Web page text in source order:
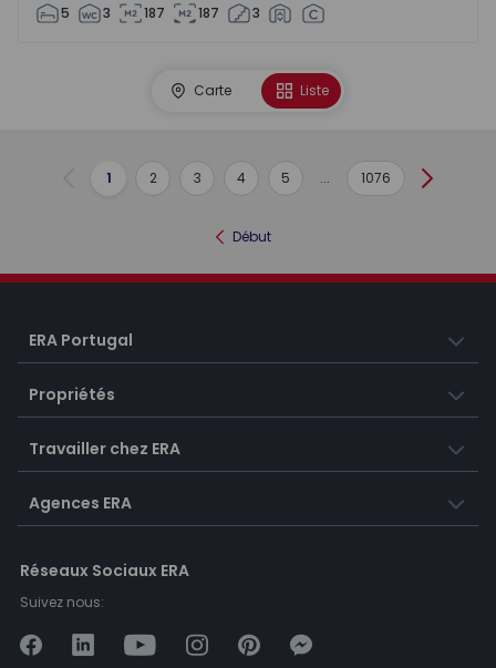
5 3 187 187 3
Carte Liste
Précédent
1 2 3 4 5 ... 1076 Suivant
Début
ERA Portugal
Propriétés
Travailler chez ERA
Agences ERA
Réseaux Sociaux ERA
Suivez nous: